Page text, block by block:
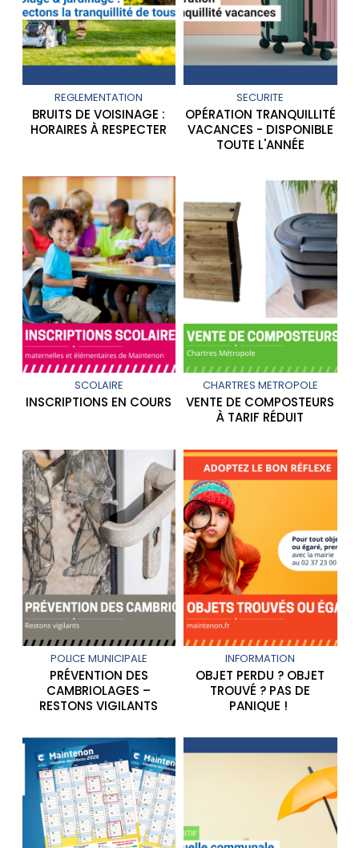
REGLEMENTATION
BRUITS DE VOISINAGE :
HORAIRES À RESPECTER
SECURITE
OPÉRATION TRANQUILLITÉ
VACANCES - DISPONIBLE
TOUTE L'ANNÉE
SCOLAIRE
INSCRIPTIONS EN COURS
CHARTRES METROPOLE
VENTE DE COMPOSTEURS
À TARIF RÉDUIT
POLICE MUNICIPALE
PRÉVENTION DES
CAMBRIOLAGES –
RESTONS VIGILANTS
INFORMATION
OBJET PERDU ? OBJET
TROUVÉ ? PAS DE
PANIQUE !